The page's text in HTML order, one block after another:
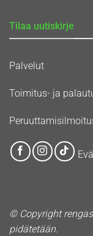
Tilaa uutiskirje
Palvelut
Toimitus- ja
© Copyright
pidätetään.